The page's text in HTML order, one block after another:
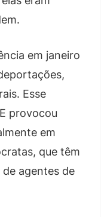
em janeiro
Esse
provocou
em
que têm
agentes de